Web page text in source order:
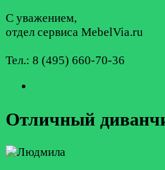
С уважением,
отдел сервиса MebelVia.ru
Тел.: 8 (495) 660-70-36
Отличный